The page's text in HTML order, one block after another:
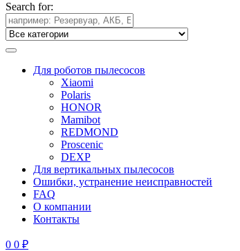
Search for:
Для роботов пылесосов
Xiaomi
Polaris
HONOR
Mamibot
REDMOND
Proscenic
DEXP
Для вертикальных пылесосов
Ошибки, устранение неисправностей
FAQ
О компании
Контакты
0 0 ₽